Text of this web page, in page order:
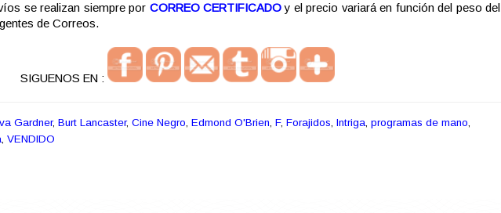
se realizan siempre por CORREO CERTIFICADOy el precio variará en función del peso del
de Correos.
SIGUENOS EN :
Gardner, Burt Lancaster, Cine Negro, Edmond O'Brien, F, Forajidos, Intriga, programas de mano,
, VENDIDO